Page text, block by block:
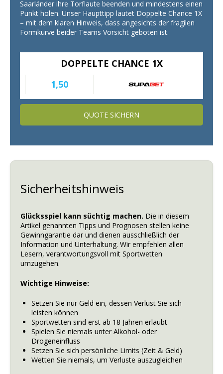
Saarländer ihre Torflaute beenden und mindestens einen
Punkt holen. Unser Haupttipp lautet Doppelte Chance 1X
– mit dem klaren Hinweis, dass angesichts der fragilen
Formkurve beider Teams Vorsicht geboten ist.
DOPPELTE CHANCE 1X
1,50
QUOTE SICHERN
Sicherheitshinweis
Glücksspiel kann süchtig machen. Die in diesem
Artikel genannten Tipps und Prognosen stellen keine
Gewinngarantie dar und dienen ausschließlich der
Information und Unterhaltung. Wir empfehlen allen
Lesern, verantwortungsvoll mit Sportwetten
umzugehen.
Wichtige Hinweise:
Setzen Sie nur Geld ein, dessen Verlust Sie sich
leisten können
Sportwetten sind erst ab 18 Jahren erlaubt
Spielen Sie niemals unter Alkohol- oder
Drogeneinfluss
Setzen Sie sich persönliche Limits (Zeit & Geld)
Wetten Sie niemals, um Verluste auszugleichen